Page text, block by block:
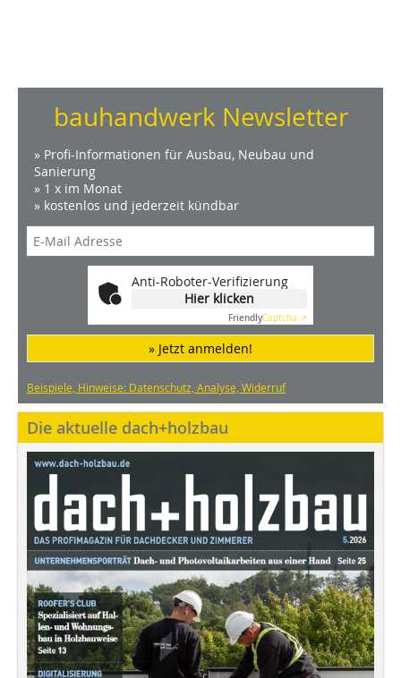
bauhandwerk Newsletter
» Profi-Informationen für Ausbau, Neubau und
Sanierung
» 1 x im Monat
» kostenlos und jederzeit kündbar
Anti-Roboter-Verifizierung
Hier klicken
FriendlyCaptcha ⇗
» Jetzt anmelden!
Beispiele, Hinweise: Datenschutz, Analyse, Widerruf
Die aktuelle dach+holzbau